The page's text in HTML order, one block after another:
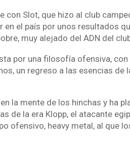
con Slot, que hizo al club
el país por unos resultados
muy alejado del ADN del
por una filosofía ofensiva, con
un regreso a las esencias de
la mente de los hinchas y ha
de la era Klopp, el atacante
ofensivo, heavy metal, al que